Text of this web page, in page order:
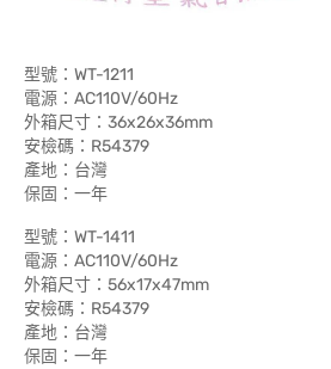
型號：WT-1211
電源：AC110V/60Hz
外箱尺寸：36x26x36mm
安檢碼：R54379
產地：台灣
保固：一年
型號：WT-1411
電源：AC110V/60Hz
外箱尺寸：56x17x47mm
安檢碼：R54379
產地：台灣
保固：一年